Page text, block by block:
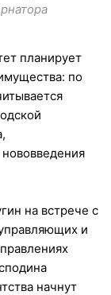
планирует
по
на встрече с
и
начнут